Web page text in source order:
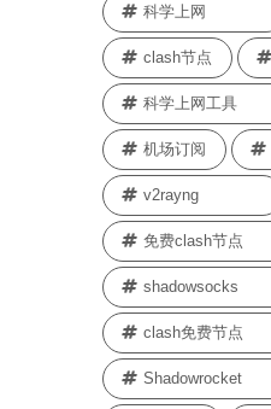
科学上网
clash节点
科学上网工具
机场订阅
v2rayng
免费clash节点
shadowsocks
clash免费节点
Shadowrocket